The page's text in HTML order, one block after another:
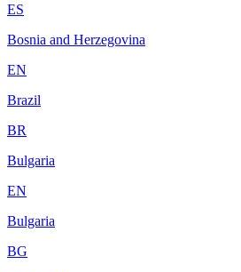
ES
Bosnia and Herzegovina
EN
Brazil
BR
Bulgaria
EN
Bulgaria
BG